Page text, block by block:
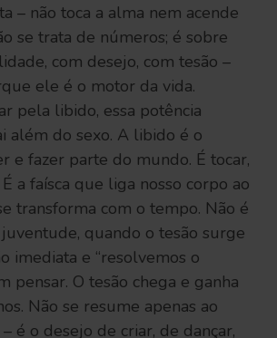
– não toca a alma nem acende
se trata de números; é sobre
com desejo, com tesão –
ele é o motor da vida.
pela libido, essa potência
além do sexo. A libido é o
e fazer parte do mundo. É tocar,
a faísca que liga nosso corpo ao
transforma com o tempo. Não é
quando o tesão surge
imediata e “resolvemos o
pensar. O tesão chega e ganha
Não se resume apenas ao
é o desejo de criar, de dançar,